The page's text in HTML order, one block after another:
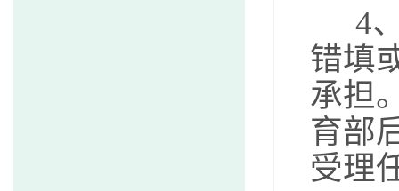
4
错填
承担
育部
受理